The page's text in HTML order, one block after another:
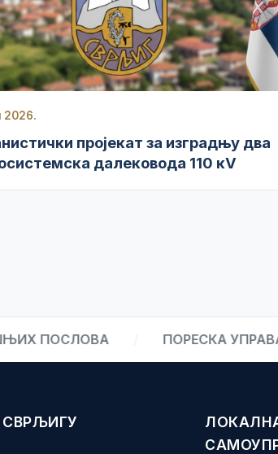
2026.
пројекат за изградњу два
далековода 110 кV
/ ПОРЕСКА УПРАВА /
СВРЉИГУ